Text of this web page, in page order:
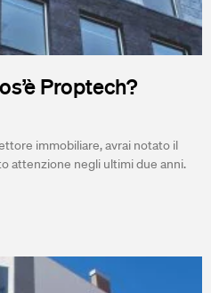
Proptech?
immobiliare, avrai notato il
attenzione negli ultimi due anni.